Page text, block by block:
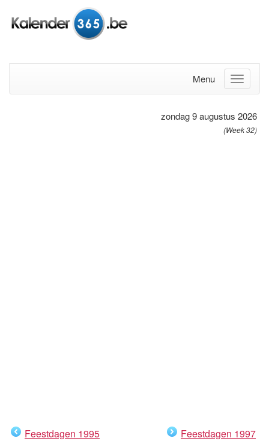
Menu
zondag 9 augustus 2026
(Week 32)
Feestdagen 1995 Feestdagen 1997